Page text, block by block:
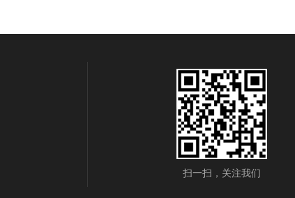
扫一扫，关注我们